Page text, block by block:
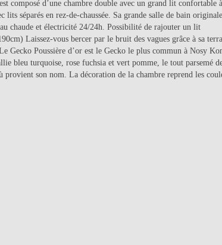
composé d’une chambre double avec un grand lit confortable
lits séparés en rez-de-chaussée. Sa grande salle de bain
chaude et électricité 24/24h. Possibilité de rajouter un lit
Laissez-vous bercer par le bruit des vagues grâce à sa
Gecko Poussière d’or est le Gecko le plus commun à Nosy
bleu turquoise, rose fuchsia et vert pomme, le tout parsemé
provient son nom. La décoration de la chambre reprend les